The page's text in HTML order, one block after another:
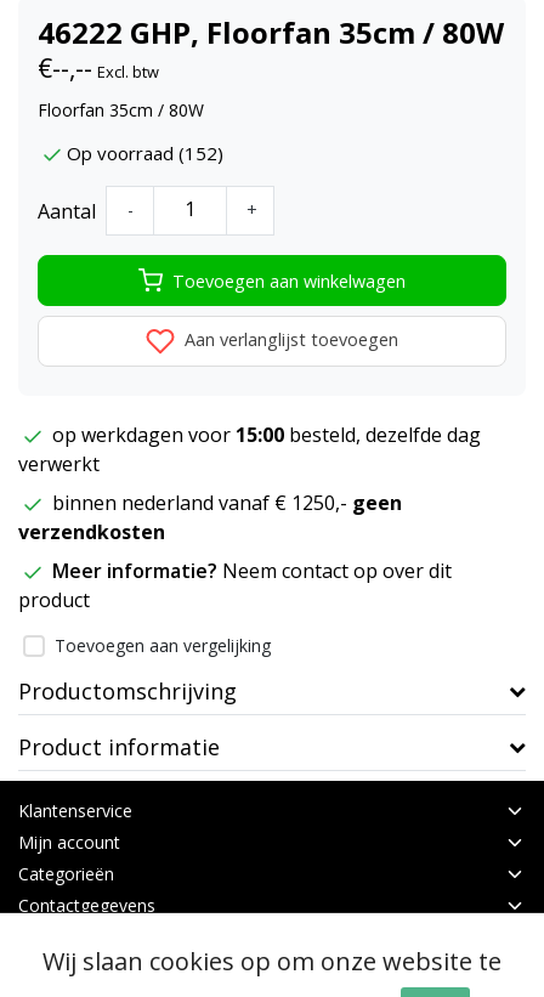
46222 GHP, Floorfan 35cm / 80W
€--,-- Excl. btw
Floorfan 35cm / 80W
Op voorraad (152)
Aantal - +
Toevoegen aan winkelwagen
Aan verlanglijst toevoegen
op werkdagen voor 15:00 besteld, dezelfde dag
verwerkt
binnen nederland vanaf € 1250,- geen
verzendkosten
Meer informatie? Neem contact op over dit
product
Toevoegen aan vergelijking
Productomschrijving
Product informatie
Klantenservice
Mijn account
Categorieën
Contactgegevens
© Copyright 2026 - Binnen Tuinbouw Techniek | Realisatie InStijl Media
Wij slaan cookies op om onze website te